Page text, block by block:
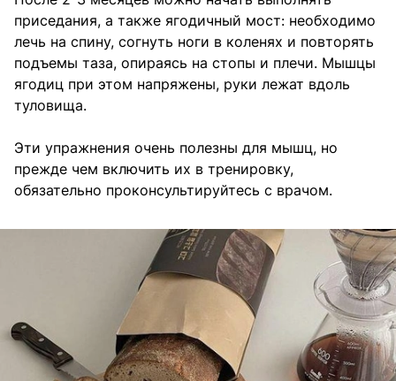
приседания, а также ягодичный мост: необходимо
лечь на спину, согнуть ноги в коленях и повторять
подъемы таза, опираясь на стопы и плечи. Мышцы
ягодиц при этом напряжены, руки лежат вдоль
туловища.
Эти упражнения очень полезны для мышц, но
прежде чем включить их в тренировку,
обязательно проконсультируйтесь с врачом.